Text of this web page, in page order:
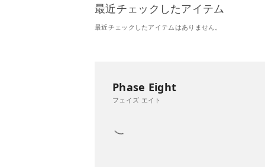
最近チェックしたアイテム
最近チェックしたアイテムはありません。
Phase Eight
フェイズ エイト